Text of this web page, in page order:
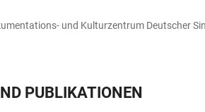
und Kulturzentrum Deutscher
PUBLIKATIONEN